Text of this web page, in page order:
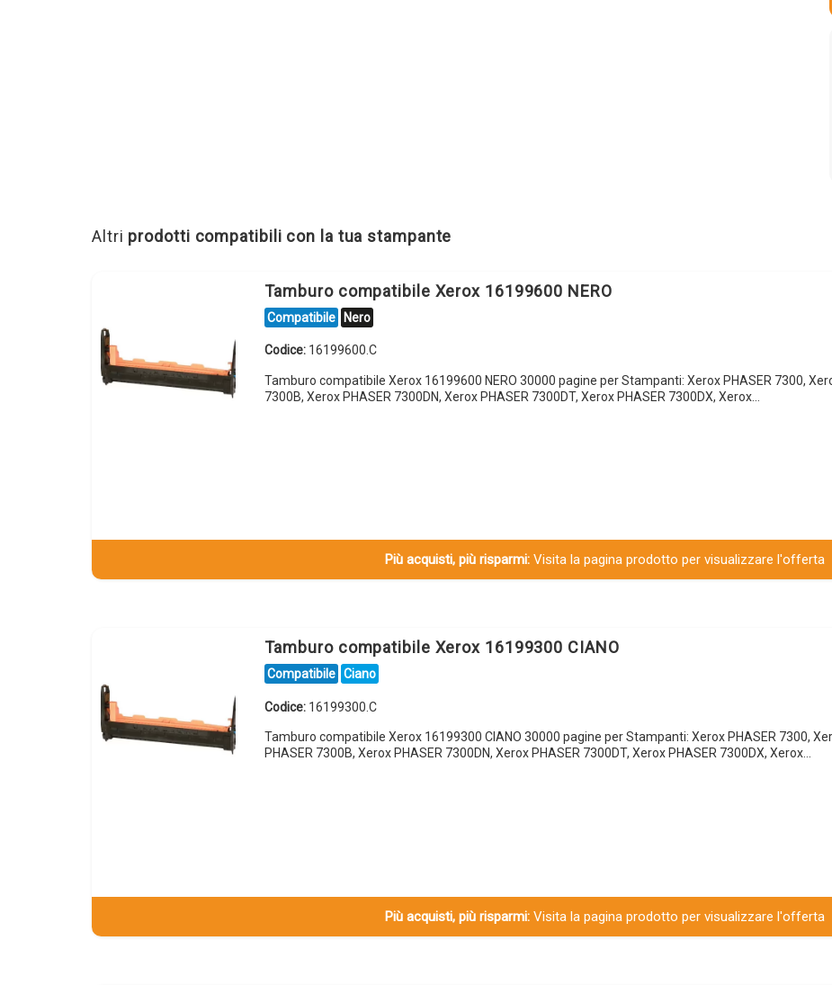
Altri prodotti compatibili con la tua stampante
Tamburo compatibile Xerox 16199600 NERO
Compatibile Nero
Codice: 16199600.C
Tamburo compatibile Xerox 16199600 NERO 30000 pagine per Stampanti: Xerox PHASER 7300,
7300B, Xerox PHASER 7300DN, Xerox PHASER 7300DT, Xerox PHASER 7300DX, Xerox…
Più acquisti, più risparmi:Visita la pagina prodotto per visualizzare l'offerta
Tamburo compatibile Xerox 16199300 CIANO
Compatibile Ciano
Codice: 16199300.C
Tamburo compatibile Xerox 16199300 CIANO 30000 pagine per Stampanti: Xerox PHASER 7300,
PHASER 7300B, Xerox PHASER 7300DN, Xerox PHASER 7300DT, Xerox PHASER 7300DX, Xerox…
Più acquisti, più risparmi:Visita la pagina prodotto per visualizzare l'offerta